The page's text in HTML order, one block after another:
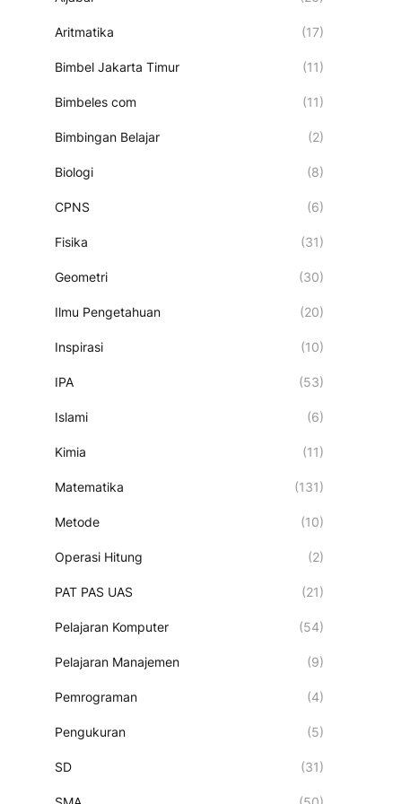
Aritmatika (17)
Bimbel Jakarta Timur (11)
Bimbeles com (11)
Bimbingan Belajar (2)
Biologi (8)
CPNS (6)
Fisika (31)
Geometri (30)
Ilmu Pengetahuan (20)
Inspirasi (10)
IPA (53)
Islami (6)
Kimia (11)
Matematika (131)
Metode (10)
Operasi Hitung (2)
PAT PAS UAS (21)
Pelajaran Komputer (54)
Pelajaran Manajemen (9)
Pemrograman (4)
Pengukuran (5)
SD (31)